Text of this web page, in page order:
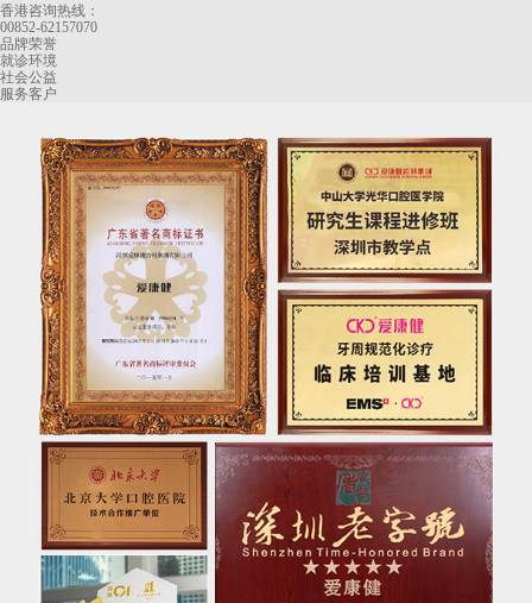
香港咨询热线：
00852-62157070
品牌荣誉
就诊环境
社会公益
服务客户